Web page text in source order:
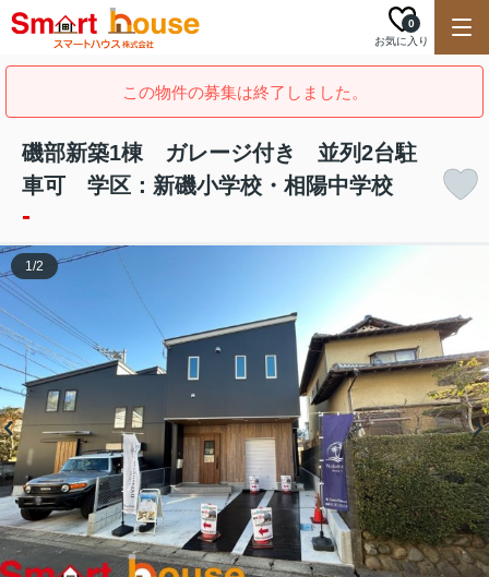
お気に入り
0
この物件の募集は終了しました。
磯部新築1棟 ガレージ付き 並列2台駐
車可 学区：新磯小学校・相陽中学校
-
1/2